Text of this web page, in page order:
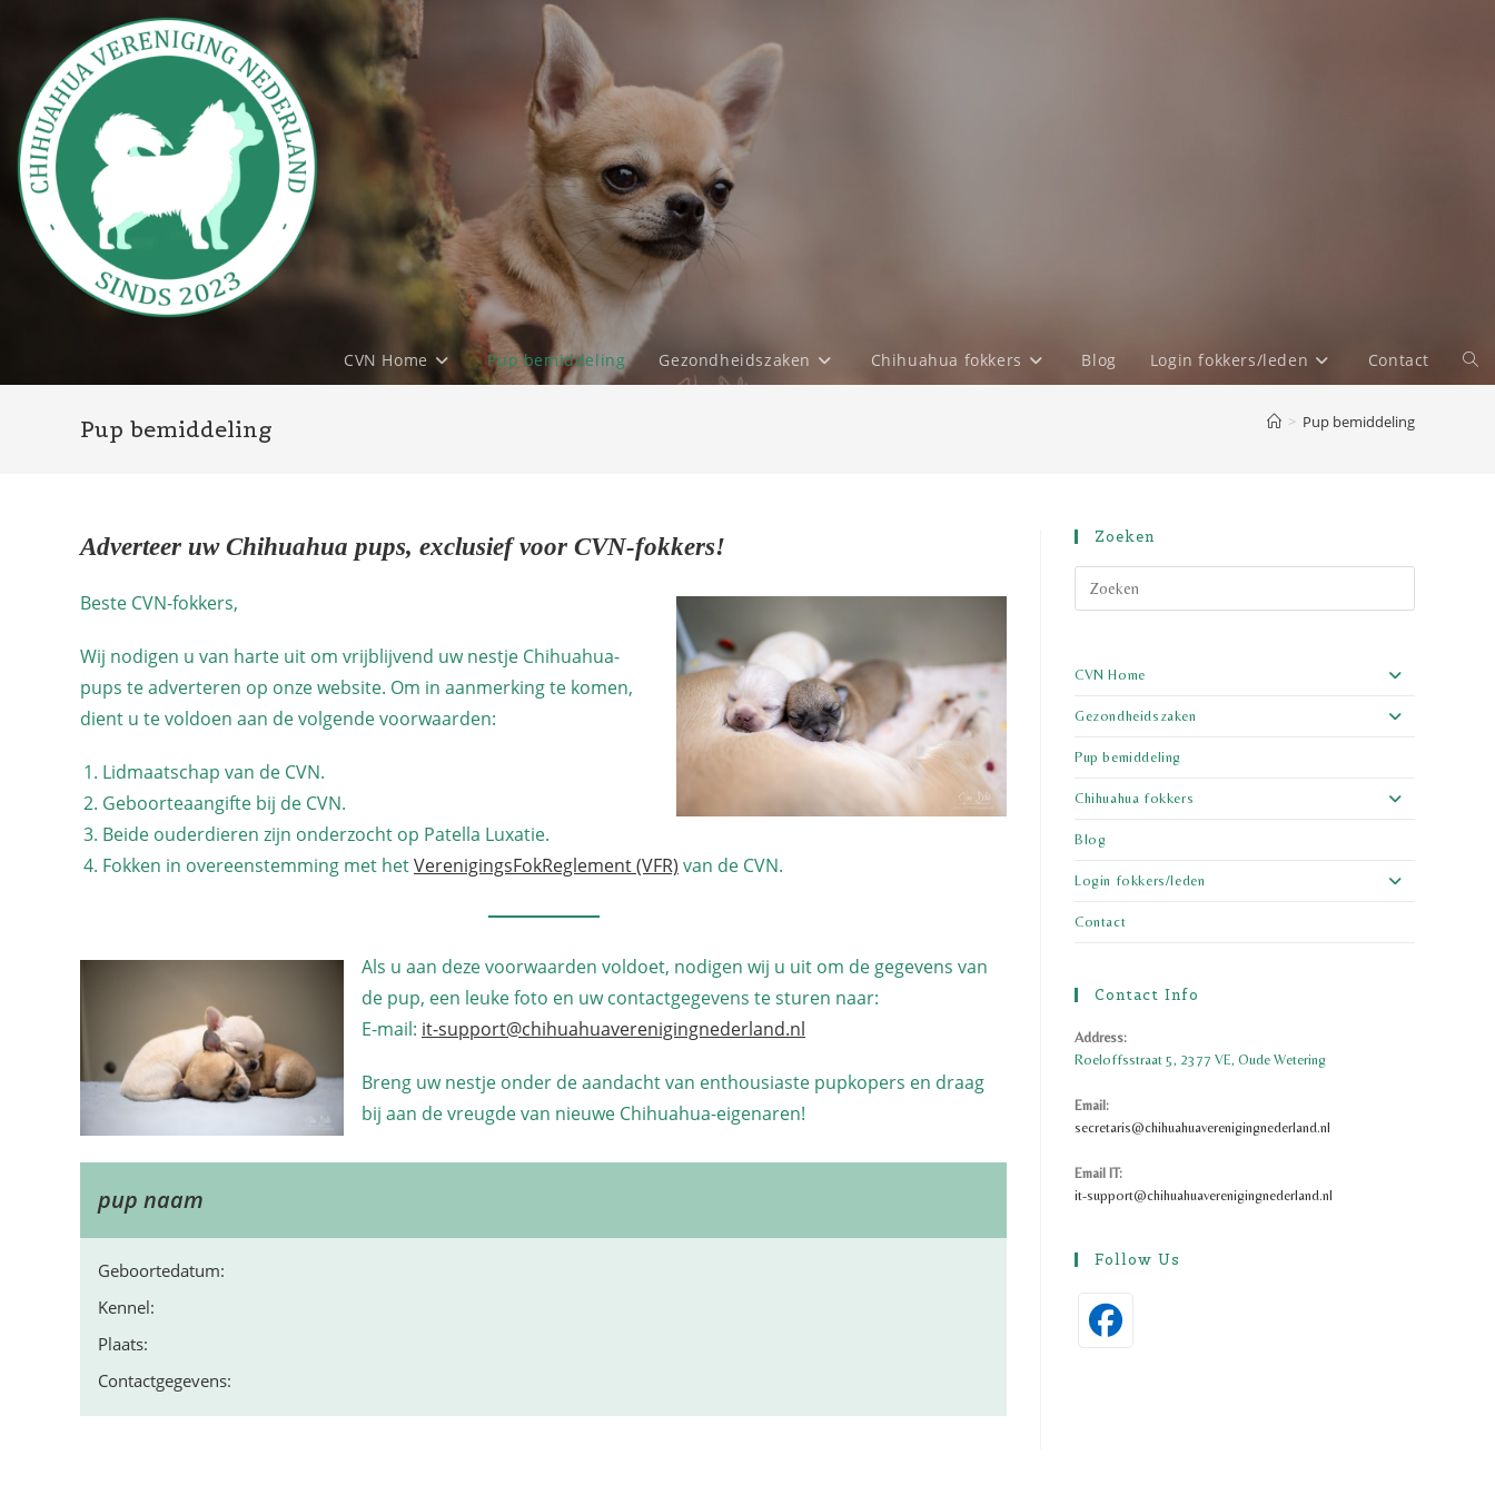
inhoud
CVN Home Pup bemiddeling Gezondheidszaken Chihuahua fokkers Blog Login fokkers/leden Contact
Pup bemiddeling > Pup bemiddeling
Adverteer uw Chihuahua pups, exclusief voor CVN-fokkers!
Beste CVN-fokkers,
Wij nodigen u van harte uit om vrijblijvend uw nestje Chihuahua-
pups te adverteren op onze website. Om in aanmerking te komen,
dient u te voldoen aan de volgende voorwaarden:
Lidmaatschap van de CVN.
Geboorteaangifte bij de CVN.
Beide ouderdieren zijn onderzocht op Patella Luxatie.
Fokken in overeenstemming met hetVerenigingsFokReglement (VFR) van de CVN.
Als u aan deze voorwaarden voldoet, nodigen wij u uit om de gegevens van
de pup, een leuke foto en uw contactgegevens te sturen naar:
E-mail: it-support@chihuahuaverenigingnederland.nl
Breng uw nestje onder de aandacht van enthousiaste pupkopers en draag
bij aan de vreugde van nieuwe Chihuahua-eigenaren!
pup naam
Geboortedatum:
Kennel:
Plaats:
Contactgegevens:
Zoeken
CVN Home
Gezondheidszaken
Pup bemiddeling
Chihuahua fokkers
Blog
Login fokkers/leden
Contact
Contact Info
Address:
Roeloffsstraat 5, 2377 VE, Oude Wetering
Email:
secretaris@chihuahuaverenigingnederland.nl
toepassing
Email IT:
it-support@chihuahuaverenigingnederland.nl
Follow Us